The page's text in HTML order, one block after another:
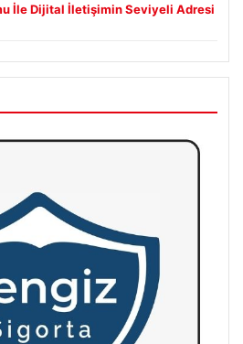
İle Dijital İletişimin Seviyeli Adresi